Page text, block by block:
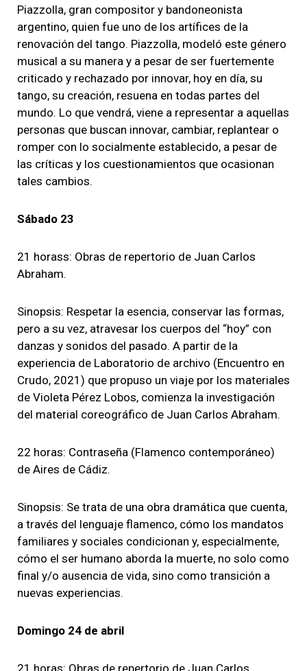
Piazzolla, gran compositor y bandoneonista
argentino, quien fue uno de los artífices de la
renovación del tango. Piazzolla, modeló este género
musical a su manera y a pesar de ser fuertemente
criticado y rechazado por innovar, hoy en día, su
tango, su creación, resuena en todas partes del
mundo. Lo que vendrá, viene a representar a aquellas
personas que buscan innovar, cambiar, replantear o
romper con lo socialmente establecido, a pesar de
las críticas y los cuestionamientos que ocasionan
tales cambios.
Sábado 23
21 horass: Obras de repertorio de Juan Carlos
Abraham.
Sinopsis: Respetar la esencia, conservar las formas,
pero a su vez, atravesar los cuerpos del “hoy” con
danzas y sonidos del pasado. A partir de la
experiencia de Laboratorio de archivo (Encuentro en
Crudo, 2021) que propuso un viaje por los materiales
de Violeta Pérez Lobos, comienza la investigación
del material coreográfico de Juan Carlos Abraham.
22 horas: Contraseña (Flamenco contemporáneo)
de Aires de Cádiz.
Sinopsis: Se trata de una obra dramática que cuenta,
a través del lenguaje flamenco, cómo los mandatos
familiares y sociales condicionan y, especialmente,
cómo el ser humano aborda la muerte, no solo como
final y/o ausencia de vida, sino como transición a
nuevas experiencias.
Domingo 24 de abril
21 horas: Obras de repertorio de Juan Carlos